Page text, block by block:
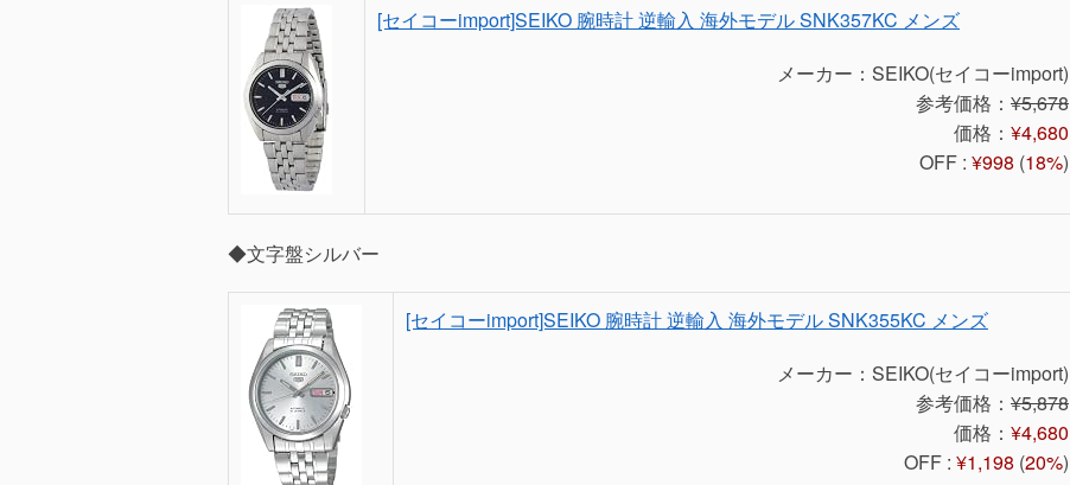
[セイコーimport]SEIKO 腕時計 逆輸入 海外モデル SNK357KC メンズ
メーカー：SEIKO(セイコーimport)
参考価格： ¥5,678
価格： ¥4,680
OFF : ¥998 (18%)
◆文字盤シルバー
[セイコーimport]SEIKO 腕時計 逆輸入 海外モデル SNK355KC メンズ
メーカー：SEIKO(セイコーimport)
参考価格： ¥5,878
価格： ¥4,680
OFF : ¥1,198 (20%)